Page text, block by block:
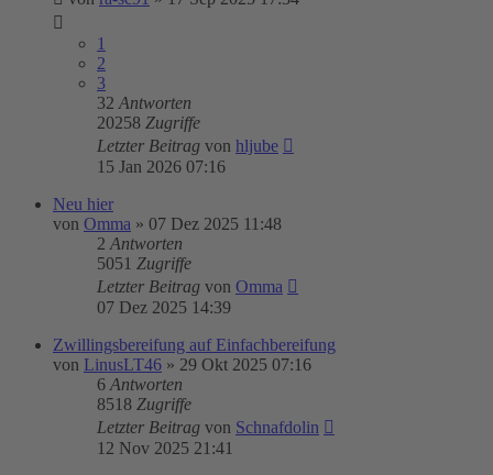
1
2
3
32 Antworten
20258 Zugriffe
Letzter Beitrag von hljube
15 Jan 2026 07:16
Neu hier
von Omma » 07 Dez 2025 11:48
2 Antworten
5051 Zugriffe
Letzter Beitrag von Omma
07 Dez 2025 14:39
Zwillingsbereifung auf Einfachbereifung
von LinusLT46 » 29 Okt 2025 07:16
6 Antworten
8518 Zugriffe
Letzter Beitrag von Schnafdolin
12 Nov 2025 21:41